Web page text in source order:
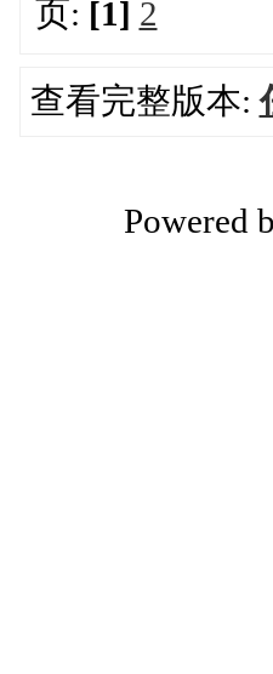
页: [1] 2
查看完整版本:
Powered